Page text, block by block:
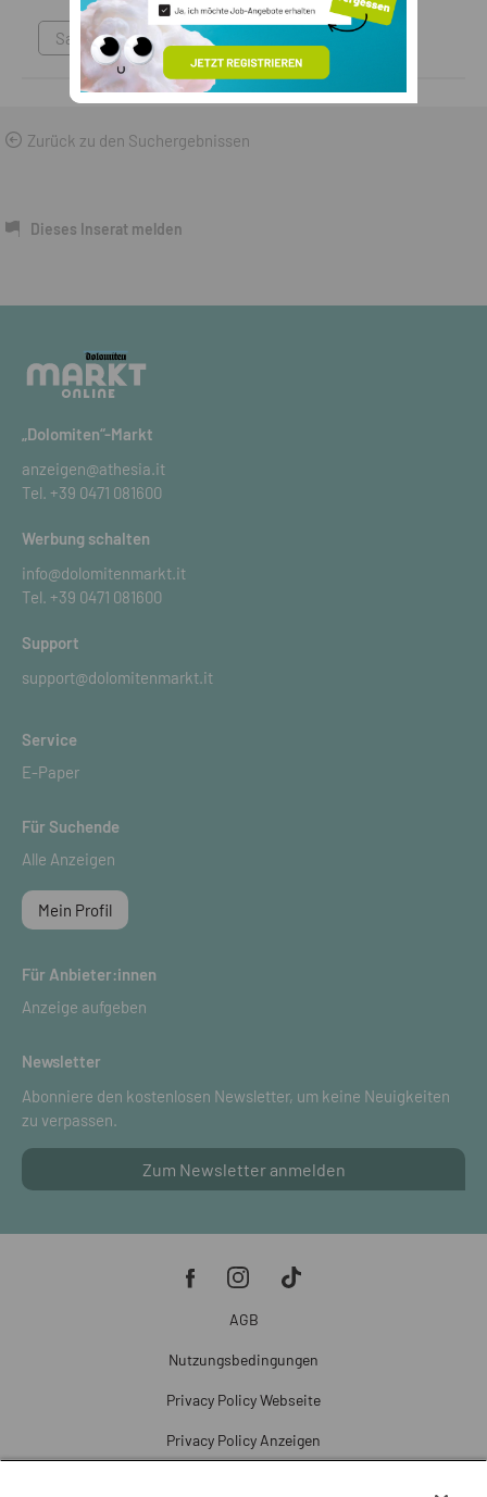
Sammlungen & Antikes
Zurück zu den Suchergebnissen
Dieses Inserat melden
„Dolomiten“-Markt
anzeigen@athesia.it
Tel. +39 0471 081600
Werbung schalten
info@dolomitenmarkt.it
Tel. +39 0471 081600
Support
support@dolomitenmarkt.it
Service
E-Paper
Für Suchende
Alle Anzeigen
Mein Profil
Für Anbieter:innen
Anzeige aufgeben
Newsletter
Abonniere den kostenlosen Newsletter, um keine Neuigkeiten
zu verpassen.
Zum Newsletter anmelden
AGB
Nutzungsbedingungen
Privacy Policy Webseite
Privacy Policy Anzeigen